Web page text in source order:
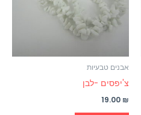
אבנים טבעיות
צ'יפסים -לבן
19.00 ₪